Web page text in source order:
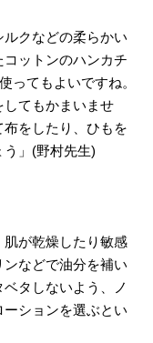
ルクなどの柔らかい
ットンのハンカチ
ってもよいですね。
てもかまいませ
をしたり、ひもを
」(野村先生)
肌が乾燥したり敏感
などで油分を補い
タしないよう、ノ
ションを選ぶとい